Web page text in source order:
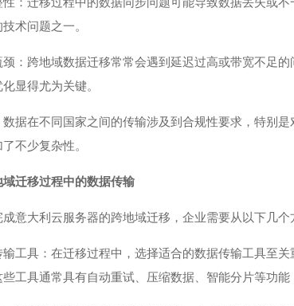
术问题之一。
颈：跨地域数据迁移常常会遇到延迟过高或带宽不足
显得尤为关键。
据在不同国家之间的传输涉及到合规性要求，特别
不少复杂性。
迁移过程中的数据传输
意大利云服务器的跨地域迁移，企业需要从以下几个
工具：在迁移过程中，选择适合的数据传输工具至
工具通常具有自动重试、压缩数据、智能分片等功能